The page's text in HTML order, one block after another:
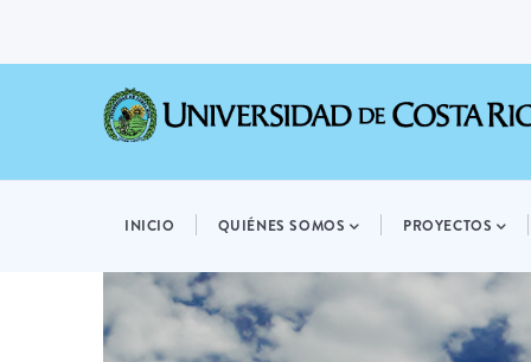
NAVIGATION
INICIO QUIÉNES SOMOS PROYECTOS